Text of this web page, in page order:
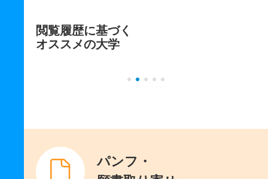
閲覧履歴に基づく
オススメの大学
パンフ・